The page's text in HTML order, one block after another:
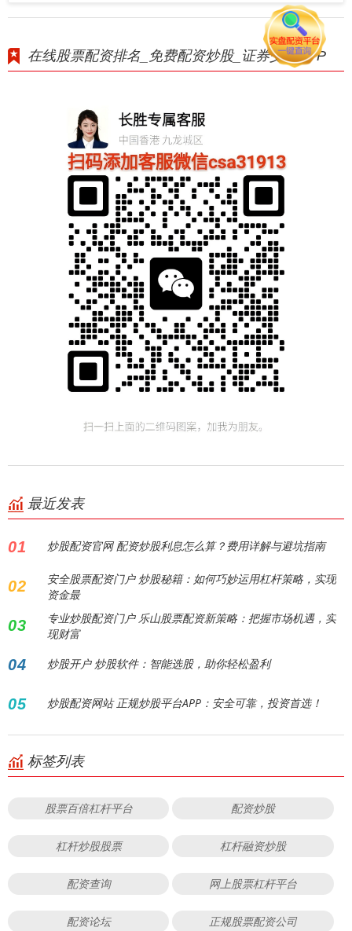
在线股票配资排名_免费配资炒股_证券交易APP
最近发表
01 炒股配资官网 配资炒股利息怎么算？费用详解与避坑指南
02
安全股票配资门户 炒股秘籍：如何巧妙运用杠杆策略，实现
资金最
03
专业炒股配资门户 乐山股票配资新策略：把握市场机遇，实
现财富
04 炒股开户 炒股软件：智能选股，助你轻松盈利
05 炒股配资网站 正规炒股平台APP：安全可靠，投资首选！
标签列表
股票百倍杠杆平台 配资炒股
杠杆炒股股票 杠杆融资炒股
配资查询 网上股票杠杆平台
配资论坛 正规股票配资公司